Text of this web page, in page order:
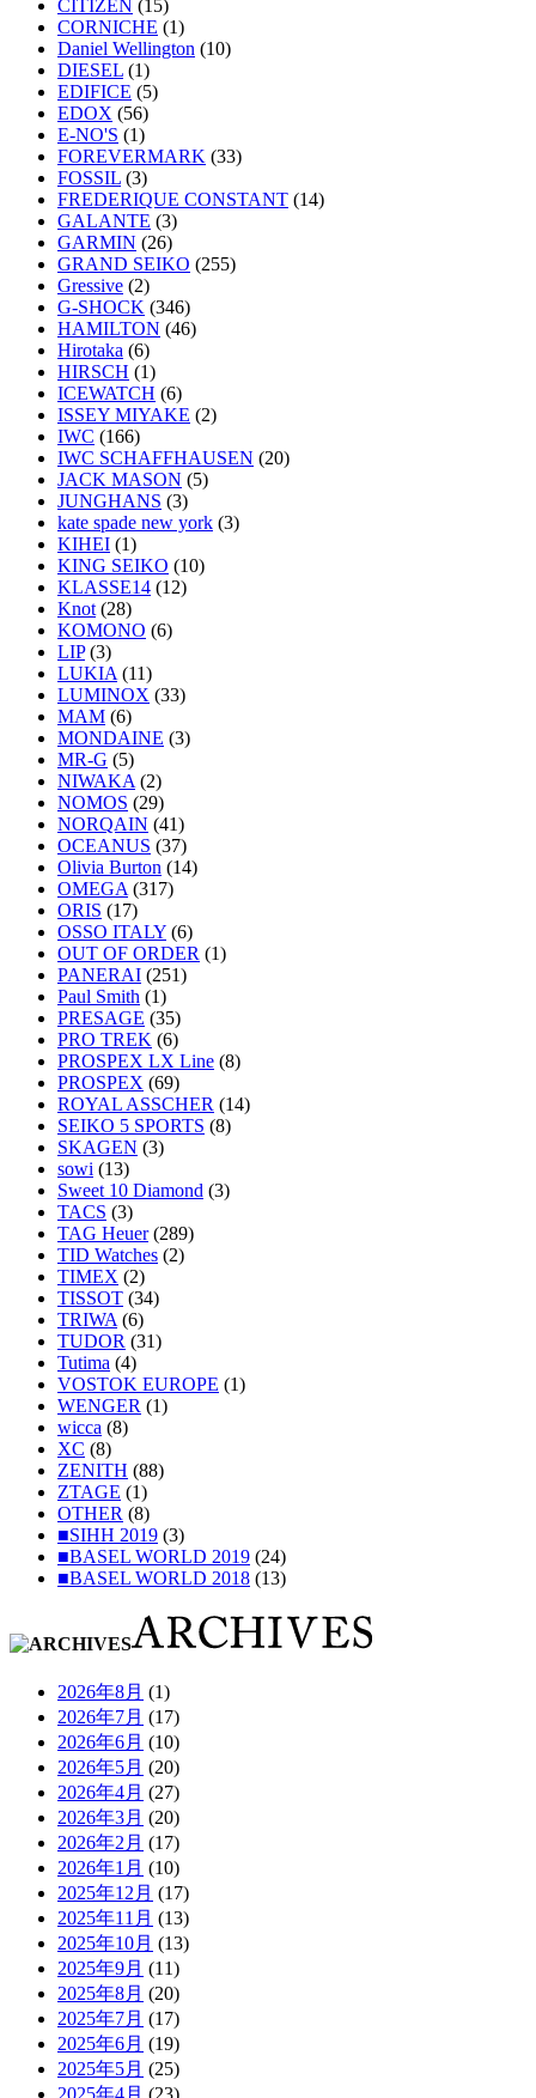
CITIZEN (15)
CORNICHE (1)
Daniel Wellington (10)
DIESEL (1)
EDIFICE (5)
EDOX (56)
E-NO'S (1)
FOREVERMARK (33)
FOSSIL (3)
FREDERIQUE CONSTANT (14)
GALANTE (3)
GARMIN (26)
GRAND SEIKO (255)
Gressive (2)
G-SHOCK (346)
HAMILTON (46)
Hirotaka (6)
HIRSCH (1)
ICEWATCH (6)
ISSEY MIYAKE (2)
IWC (166)
IWC SCHAFFHAUSEN (20)
JACK MASON (5)
JUNGHANS (3)
kate spade new york (3)
KIHEI (1)
KING SEIKO (10)
KLASSE14 (12)
Knot (28)
KOMONO (6)
LIP(3)
LUKIA (11)
LUMINOX (33)
MAM (6)
MONDAINE (3)
MR-G (5)
NIWAKA (2)
NOMOS (29)
NORQAIN (41)
OCEANUS (37)
Olivia Burton (14)
OMEGA (317)
ORIS (17)
OSSO ITALY (6)
OUT OF ORDER (1)
PANERAI (251)
Paul Smith (1)
PRESAGE (35)
PRO TREK (6)
PROSPEX LX Line (8)
PROSPEX (69)
ROYAL ASSCHER (14)
SEIKO 5 SPORTS (8)
SKAGEN (3)
sowi (13)
Sweet 10 Diamond (3)
TACS (3)
TAG Heuer(289)
TID Watches (2)
TIMEX (2)
TISSOT (34)
TRIWA (6)
TUDOR (31)
Tutima (4)
VOSTOK EUROPE (1)
WENGER (1)
wicca (8)
XC (8)
ZENITH (88)
ZTAGE (1)
OTHER (8)
■SIHH 2019 (3)
■BASEL WORLD 2019 (24)
■BASEL WORLD 2018 (13)
2026年8月 (1)
2026年7月 (17)
2026年6月 (10)
2026年5月 (20)
2026年4月 (27)
2026年3月 (20)
2026年2月 (17)
2026年1月 (10)
2025年12月 (17)
2025年11月 (13)
2025年10月 (13)
2025年9月 (11)
2025年8月 (20)
2025年7月 (17)
2025年6月 (19)
2025年5月 (25)